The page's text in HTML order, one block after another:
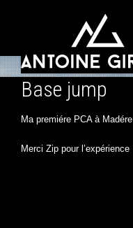
Base jump
Ma premiére PCA à Madére
Merci Zip pour l’expérience